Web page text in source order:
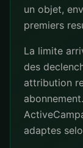
un objet,
premiers
La limite
des
attribution
adaptes